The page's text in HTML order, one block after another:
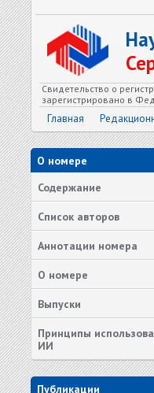
Свидетельство о
зарегистрировано в
Главная
О номере
Содержание
Список авторов
Аннотации номера
О номере
Выпуски
Принципы
ИИ
Публикации